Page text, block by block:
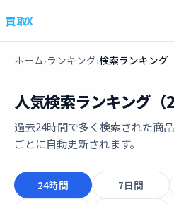
買取X
ホーム›ランキング›検索ランキング
人気検索ランキング（
過去24時間で多く検索された商
ごとに自動更新されます。
24時間 7日間